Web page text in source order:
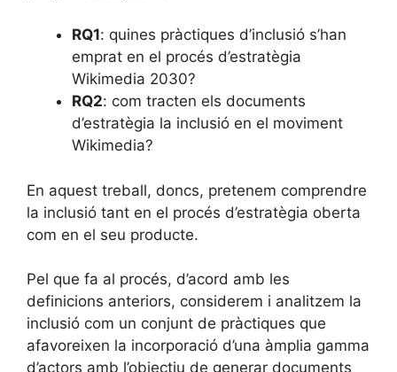
RQ1: quines pràctiques d’inclusió s’han
emprat en el procés d’estratègia
Wikimedia 2030?
RQ2: com tracten els documents
d’estratègia la inclusió en el moviment
Wikimedia?
En aquest treball, doncs, pretenem comprendre
la inclusió tant en el procés d’estratègia oberta
com en el seu producte.
Pel que fa al procés, d’acord amb les
definicions anteriors, considerem i analitzem la
inclusió com un conjunt de pràctiques que
afavoreixen la incorporació d’una àmplia gamma
d’actors amb l’objectiu de generar documents